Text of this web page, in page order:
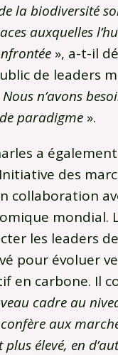
la biodiversité
auxquelles
», a-t-il
de leaders
Nous n’avons
paradigme ».
a
des
collaboration
mondial.
les leaders
pour évoluer
en carbone. Il
cadre au
aux
élevé, en